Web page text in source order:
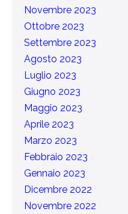
Novembre 2023
Ottobre 2023
Settembre 2023
Agosto 2023
Luglio 2023
Giugno 2023
Maggio 2023
Aprile 2023
Marzo 2023
Febbraio 2023
Gennaio 2023
Dicembre 2022
Novembre 2022